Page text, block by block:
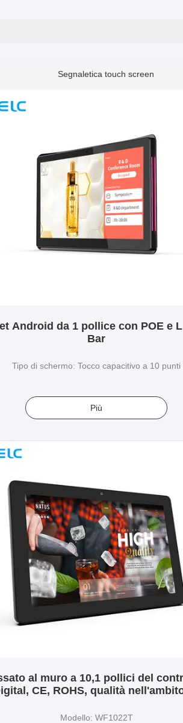
Segnaletica touch screen
Android da 1 pollice con POE e
Bar
Tipo di schermo: Tocco capacitivo a 10 punti
Più
al muro a 10,1 pollici del
CE, ROHS, qualità
Modello: WF1022T